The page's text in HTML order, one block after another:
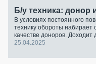
Б/у техника: донор
В условиях постоянного
технику обороты набирает
качестве доноров. Доходит
25.04.2025